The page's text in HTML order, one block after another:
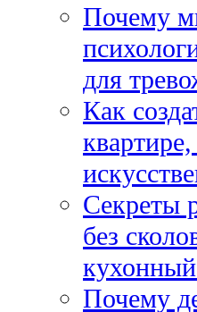
Почему
для
Как
Секреты
без
Почему